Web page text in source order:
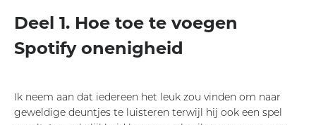
Deel 1. Hoe toe te voegen
Spotify onenigheid
Ik neem aan dat iedereen het leuk zou vinden om naar
geweldige deuntjes te luisteren terwijl hij ook een spel